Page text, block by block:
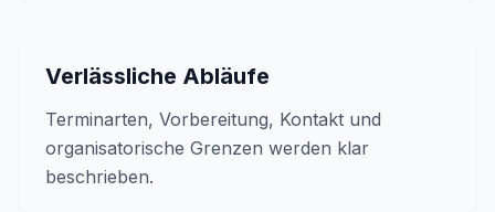
Verlässliche Abläufe
Terminarten, Vorbereitung, Kontakt und
organisatorische Grenzen werden klar
beschrieben.